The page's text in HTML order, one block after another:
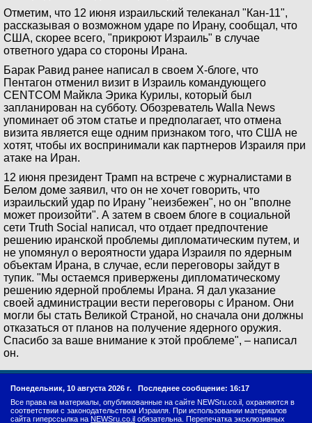
Отметим, что 12 июня израильский телеканал "Кан-11",
рассказывая о возможном ударе по Ирану, сообщал, что
США, скорее всего, "прикроют Израиль" в случае
ответного удара со стороны Ирана.
Барак Равид ранее написал в своем Х-блоге, что
Пентагон отменил визит в Израиль командующего
CENTCOM Майкла Эрика Курилы, который был
запланирован на субботу. Обозреватель Walla News
упоминает об этом статье и предполагает, что отмена
визита является еще одним признаком того, что США не
хотят, чтобы их воспринимали как партнеров Израиля при
атаке на Иран.
12 июня президент Трамп на встрече с журналистами в
Белом доме заявил, что он не хочет говорить, что
израильский удар по Ирану "неизбежен", но он "вполне
может произойти". А затем в своем блоге в социальной
сети Truth Social написал, что отдает предпочтение
решению иранской проблемы дипломатическим путем, и
не упомянул о вероятности удара Израиля по ядерным
объектам Ирана, в случае, если переговоры зайдут в
тупик. "Мы остаемся привержены дипломатическому
решению ядерной проблемы Ирана. Я дал указание
своей администрации вести переговоры с Ираном. Они
могли бы стать Великой Страной, но сначала они должны
отказаться от планов на получение ядерного оружия.
Спасибо за ваше внимание к этой проблеме", – написал
он.
Понедельник, 10 августа 2026 г. Последнее сообщение: 16:17
Все права на материалы, опубликованные на сайте NEWSru.co.il, охраняются в
соответствии с законодательством Израиля. При использовании материалов
сайта гиперссылка на NEWSru.co.il обязательна. Перепечатка эксклюзивных